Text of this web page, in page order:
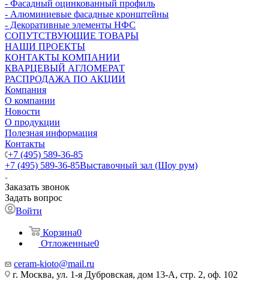
- Фасадный оцинкованный профиль
- Алюминиевые фасадные кронштейны
- Декоративные элементы НФС
СОПУТСТВУЮЩИЕ ТОВАРЫ
НАШИ ПРОЕКТЫ
КОНТАКТЫ КОМПАНИИ
КВАРЦЕВЫЙ АГЛОМЕРАТ
РАСПРОДАЖА ПО АКЦИИ
Компания
О компании
Новости
О продукции
Полезная информация
Контакты
+7 (495) 589-36-85
+7 (495) 589-36-85Выставочный зал (Шоу рум)
Заказать звонок
Задать вопрос
Войти
Корзина0
Отложенные0
ceram-kioto@mail.ru
г. Москва, ул. 1-я Дубровская, дом 13-А, стр. 2, оф. 102